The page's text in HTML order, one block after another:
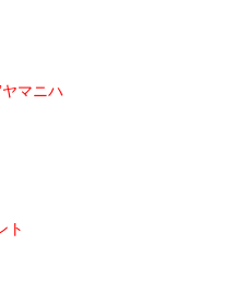
マニハ
ト